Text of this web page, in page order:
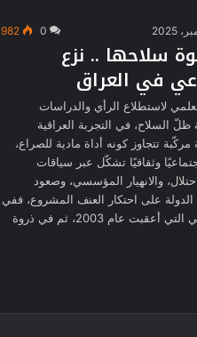
0
982
سلاحها .. نزع
في العراق
لاستطلاع الرأي والدراسات
السلاح، في التجربة العراقية
تتجاوز كونه أداة مادية للصراع،
وثقافيًا تشكّل عبر سياقات
والانهيار المؤسسي، وصعود
الدولة على احتكار العنف المشروع، ففي
لحظات الانكسار الأمني التي أعقبت عام 2003، ثم في ذروة